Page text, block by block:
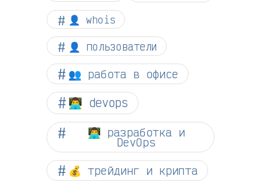
👤 whois
👤 пользователи
👥 работа в офисе
👨‍💻 devops
👨‍💻 разработка и
DevOps
💰 трейдинг и крипта